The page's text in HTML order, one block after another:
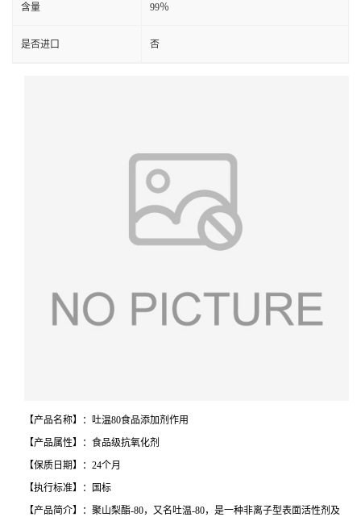
含量 99％
是否进口 否
【产品名称】：吐温80食品添加剂作用
【产品属性】：食品级抗氧化剂
【保质日期】：24个月
【执行标准】：国标
【产品简介】：聚山梨酯-80，又名吐温-80，是一种非离子型表面活性剂及